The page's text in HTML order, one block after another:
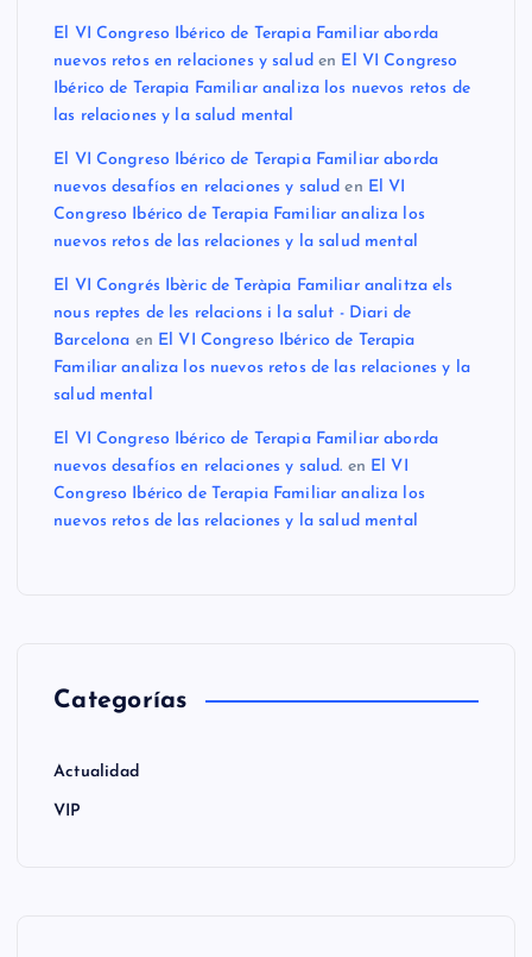
El VI Congreso Ibérico de Terapia Familiar aborda
nuevos retos en relaciones y saluden El VI Congreso
Ibérico de Terapia Familiar analiza los nuevos retos de
las relaciones y la salud mental
El VI Congreso Ibérico de Terapia Familiar aborda
nuevos desafíos en relaciones y salud en El VI
Congreso Ibérico de Terapia Familiar analiza los
nuevos retos de las relaciones y la salud mental
El VI Congrés Ibèric de Teràpia Familiar analitza els
nous reptes de les relacions i la salut - Diari de
Barcelona en El VI Congreso Ibérico de Terapia
Familiar analiza los nuevos retos de las relaciones y la
salud mental
El VI Congreso Ibérico de Terapia Familiar aborda
nuevos desafíos en relaciones y salud. en El VI
Congreso Ibérico de Terapia Familiar analiza los
nuevos retos de las relaciones y la salud mental
Categorías
Actualidad
VIP